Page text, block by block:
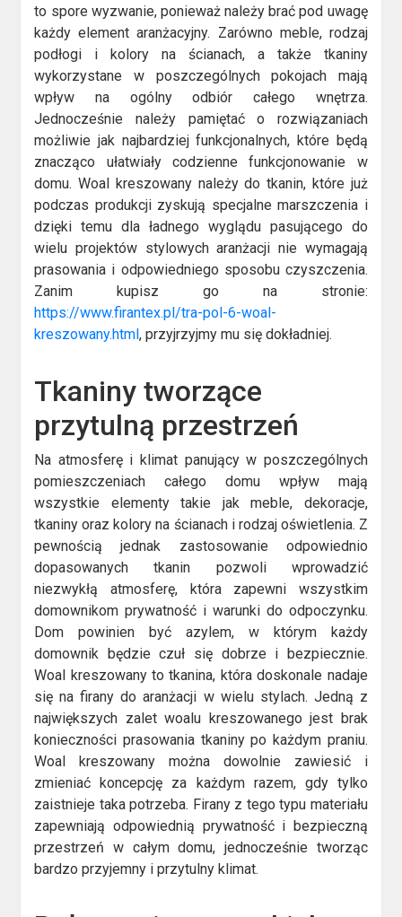
to spore wyzwanie, ponieważ należy brać pod uwagę
każdy element aranżacyjny. Zarówno meble, rodzaj
podłogi i kolory na ścianach, a także tkaniny
wykorzystane w poszczególnych pokojach mają
wpływ na ogólny odbiór całego wnętrza.
Jednocześnie należy pamiętać o rozwiązaniach
możliwie jak najbardziej funkcjonalnych, które będą
znacząco ułatwiały codzienne funkcjonowanie w
domu. Woal kreszowany należy do tkanin, które już
podczas produkcji zyskują specjalne marszczenia i
dzięki temu dla ładnego wyglądu pasującego do
wielu projektów stylowych aranżacji nie wymagają
prasowania i odpowiedniego sposobu czyszczenia.
Zanim kupisz go na stronie:
https://www.firantex.pl/tra-pol-6-woal-
kreszowany.html, przyjrzyjmy mu się dokładniej.
Tkaniny tworzące
przytulną przestrzeń
Na atmosferę i klimat panujący w poszczególnych
pomieszczeniach całego domu wpływ mają
wszystkie elementy takie jak meble, dekoracje,
tkaniny oraz kolory na ścianach i rodzaj oświetlenia. Z
pewnością jednak zastosowanie odpowiednio
dopasowanych tkanin pozwoli wprowadzić
niezwykłą atmosferę, która zapewni wszystkim
domownikom prywatność i warunki do odpoczynku.
Dom powinien być azylem, w którym każdy
domownik będzie czuł się dobrze i bezpiecznie.
Woal kreszowany to tkanina, która doskonale nadaje
się na firany do aranżacji w wielu stylach. Jedną z
największych zalet woalu kreszowanego jest brak
konieczności prasowania tkaniny po każdym praniu.
Woal kreszowany można dowolnie zawiesić i
zmieniać koncepcję za każdym razem, gdy tylko
zaistnieje taka potrzeba. Firany z tego typu materiału
zapewniają odpowiednią prywatność i bezpieczną
przestrzeń w całym domu, jednocześnie tworząc
bardzo przyjemny i przytulny klimat.